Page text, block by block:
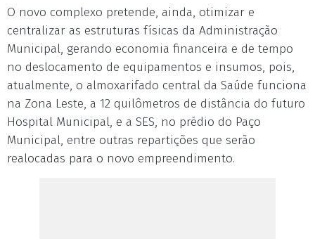
O novo complexo pretende, ainda, otimizar e
centralizar as estruturas físicas da Administração
Municipal, gerando economia financeira e de tempo
no deslocamento de equipamentos e insumos, pois,
atualmente, o almoxarifado central da Saúde funciona
na Zona Leste, a 12 quilômetros de distância do futuro
Hospital Municipal, e a SES, no prédio do Paço
Municipal, entre outras repartições que serão
realocadas para o novo empreendimento.